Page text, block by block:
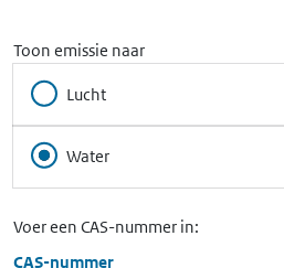
Toon emissie naar
Lucht
Water
Voer een CAS-nummer in:
CAS-nummer